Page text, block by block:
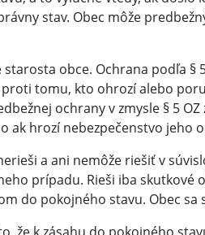
stav. Obec môže
starosta obce. Ochrana podľa §
tomu, kto ohrozí alebo
ochrany v zmysle § 5
ak hrozí nebezpečenstvo jeho
a ani nemôže riešiť v
prípadu. Rieši iba skutkové
do pokojného stavu. Obec